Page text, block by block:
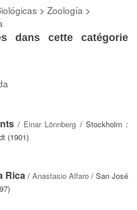
> Zoología >
dans cette catégorie
/ Einar Lönnberg / Stockholm :
(1901)
Rica / Anastasio Alfaro / San José